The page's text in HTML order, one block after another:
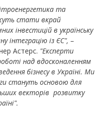
та
стати вкрай
інвестицій в українську
інтеграцію із ЄС", –
Астерс. "Експерти
над вдосконаленням
бізнесу в Україні. Ми
стануть основою для
векторів розвитку